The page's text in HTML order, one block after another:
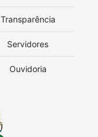
Transparência
Servidores
Ouvidoria